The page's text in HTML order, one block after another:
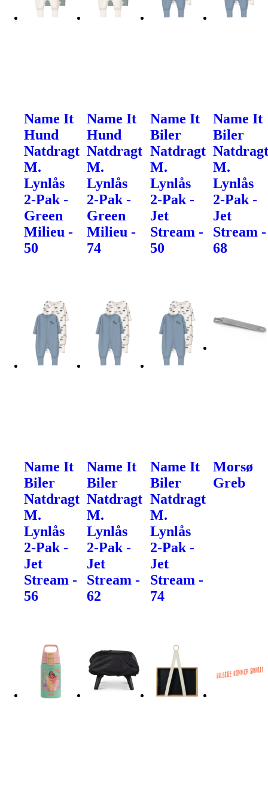
Name It
Hund
Natdragt
M.
Lynlås
2-Pak -
Green
Milieu -
50
Name It
Hund
Natdragt
M.
Lynlås
2-Pak -
Green
Milieu -
74
Name It
Biler
Natdragt
M.
Lynlås
2-Pak -
Jet
Stream -
50
Name It
Biler
M.
Lynlås
2-Pak -
Jet
Stream -
68
Name It
Biler
Natdragt
M.
Lynlås
2-Pak -
Jet
Stream -
56
Name It
Biler
Natdragt
M.
Lynlås
2-Pak -
Jet
Stream -
62
Name It
Biler
Natdragt
M.
Lynlås
2-Pak -
Jet
Stream -
74
Morsø
Greb